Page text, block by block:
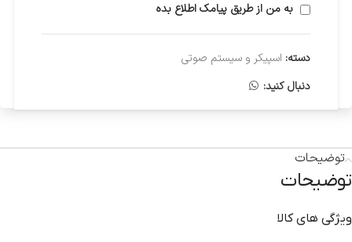
به من از طریق پیامک اطلاع بده
دسته: اسپیکر و سیستم صوتی
دنبال کنید:
توضیحات
توضیحات
ویژگی های کالا